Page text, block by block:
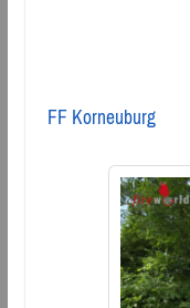
FF Korneuburg